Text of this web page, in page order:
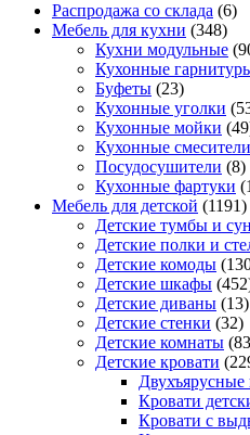
Распродажа со склада (6)
Мебель для кухни (348)
Кухни модульные
Кухонные
Буфеты (23)
Кухонные уголки
Кухонные мойки
Кухонные смесители
Посудосушители (8)
Кухонные фартуки
Мебель для детской (1191)
Детские тумбы и
Детские полки и
Детские комоды
Детские шкафы
Детские диваны (13)
Детские стенки (32)
Детские комнаты
Детские кровати
Двухъярусные
Кровати
Кровати с